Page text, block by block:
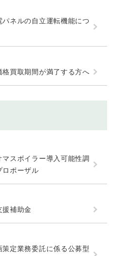
ネルの自立運転機能につ
買取期間が満了する方へ
マスボイラー導入可能性調
ロポーザル
援補助金
定業務委託に係る公募型